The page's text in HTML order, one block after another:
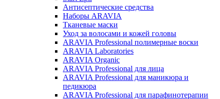
Антисептические средства
Наборы ARAVIA
Тканевые маски
Уход за волосами и кожей головы
ARAVIA Professional полимерные воски
ARAVIA Laboratories
ARAVIA Organic
ARAVIA Professional для лица
ARAVIA Professional для маникюра и
педикюра
ARAVIA Professional для парафинотерапии